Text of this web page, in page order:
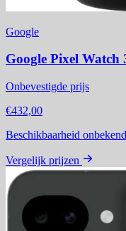
Google
Google Pixel Watch
Onbevestigde prijs
€432,00
Beschikbaarheid onbekend
Vergelijk prijzen